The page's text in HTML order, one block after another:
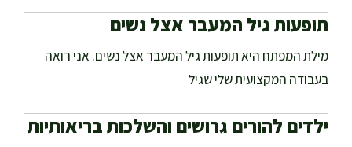
תופעות גיל המעבר אצל נשים
מילת המפתח היא תופעות גיל המעבר אצל נשים. אני רואה
בעבודה המקצועית שלי שגיל
ילדים להורים גרושים והשלכות בריאותיות